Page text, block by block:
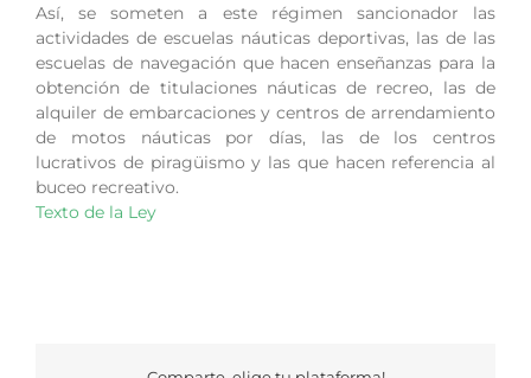
Así, se someten a este régimen sancionador las
actividades de escuelas náuticas deportivas, las de las
escuelas de navegación que hacen enseñanzas para la
obtención de titulaciones náuticas de recreo, las de
alquiler de embarcaciones y centros de arrendamiento
de motos náuticas por días, las de los centros
lucrativos de piragüismo y las que hacen referencia al
buceo recreativo.
Texto de la Ley